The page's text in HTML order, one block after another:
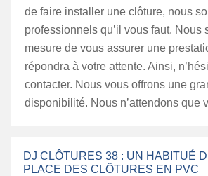
de faire installer une clôture, nous
professionnels qu’il vous faut. Nous
mesure de vous assurer une
répondra à votre attente. Ainsi,
contacter. Nous vous offrons une
disponibilité. Nous n’attendons que
DJ CLÔTURES 38 : UN HABITUÉ
PLACE DES CLÔTURES EN PVC